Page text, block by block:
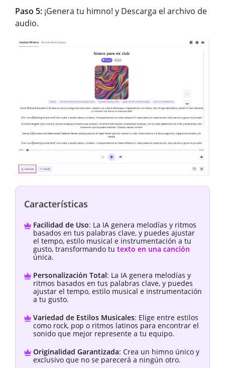
Paso 5: ¡Genera tu himno! y Descarga el archivo de
audio.
Características
Facilidad de Uso: La IA genera melodías y ritmos
basados en tus palabras clave, y puedes ajustar
el tempo, estilo musical e instrumentación a tu
gusto, transformando tu texto en una canción
única.
Personalización Total: La IA genera melodías y
ritmos basados en tus palabras clave, y puedes
ajustar el tempo, estilo musical e instrumentación
a tu gusto.
Variedad de Estilos Musicales: Elige entre estilos
como rock, pop o ritmos latinos para encontrar el
sonido que mejor represente a tu equipo.
Originalidad Garantizada: Crea un himno único y
exclusivo que no se parecerá a ningún otro.